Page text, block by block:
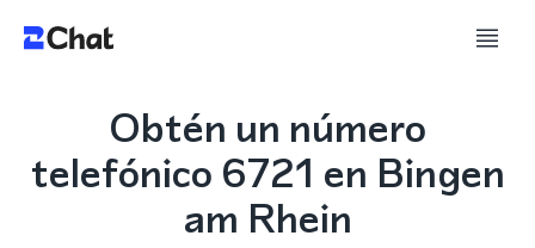
Obtén un número
telefónico 6721 en Bingen
am Rhein